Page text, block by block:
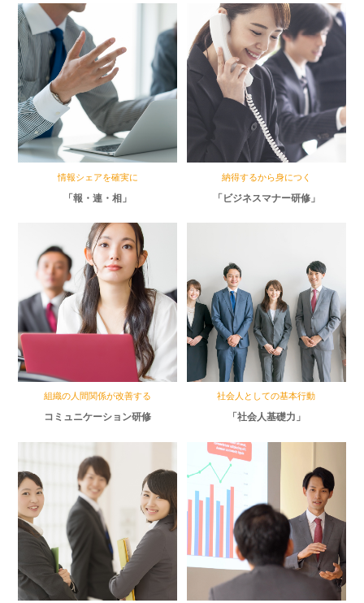
情報シェアを確実に
「報・連・相」
納得するから身につく
「ビジネスマナー研修」
組織の人間関係が改善する
コミュニケーション研修
社会人としての基本行動
「社会人基礎力」